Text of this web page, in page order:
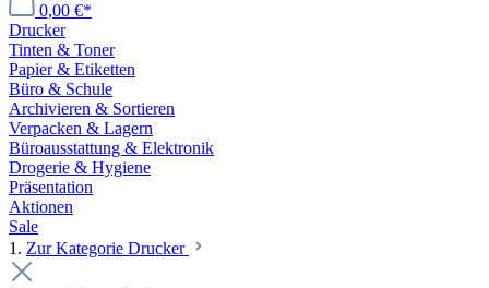
0,00 €*
Drucker
Tinten & Toner
Papier & Etiketten
Büro & Schule
Archivieren & Sortieren
Verpacken & Lagern
Büroausstattung & Elektronik
Drogerie & Hygiene
Präsentation
Aktionen
Sale
1. Zur Kategorie Drucker